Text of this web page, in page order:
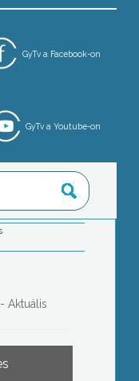
GyTv a Facebook-on
GyTv a Youtube-on
Aktuális